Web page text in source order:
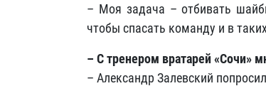
– Моя задача – отбивать
чтобы спасать команду и в
– С тренером вратарей «Сочи»
– Александр Залевский